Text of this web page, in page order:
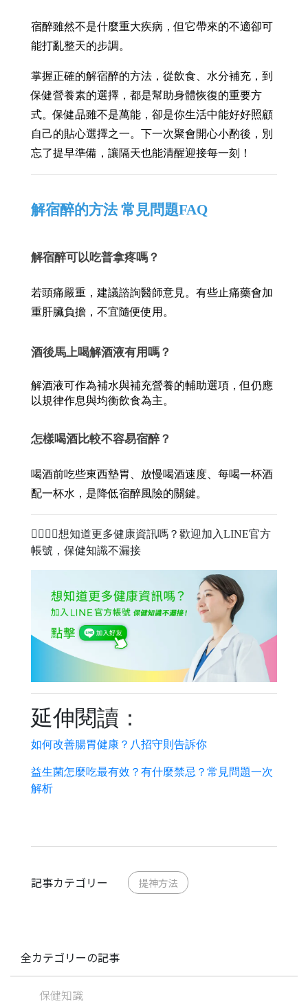
宿醉雖然不是什麼重大疾病，但它帶來的不適卻可
能打亂整天的步調。
掌握正確的解宿醉的方法，從飲食、水分補充，到
保健營養素的選擇，都是幫助身體恢復的重要方
式。保健品雖不是萬能，卻是你生活中能好好照顧
自己的貼心選擇之一。下一次聚會開心小酌後，別
忘了提早準備，讓隔天也能清醒迎接每一刻！
解宿醉的方法 常見問題FAQ
解宿醉可以吃普拿疼嗎？
若頭痛嚴重，建議諮詢醫師意見。有些止痛藥會加
重肝臟負擔，不宜隨便使用。
酒後馬上喝解酒液有用嗎？
解酒液可作為補水與補充營養的輔助選項，但仍應
以規律作息與均衡飲食為主。
怎樣喝酒比較不容易宿醉？
喝酒前吃些東西墊胃、放慢喝酒速度、每喝一杯酒
配一杯水，是降低宿醉風險的關鍵。
🧑‍⚕️👩‍⚕️想知道更多健康資訊嗎？歡迎加入LINE官方
帳號，保健知識不漏接
延伸閱讀：
如何改善腸胃健康？八招守則告訴你
益生菌怎麼吃最有效？有什麼禁忌？常見問題一次
解析
記事カテゴリー 提神方法
全カテゴリーの記事
保健知識